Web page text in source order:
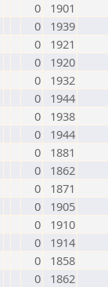
0
1901
0
1939
0
1921
0
1920
0
1932
0
1944
0
1938
0
1944
0
1881
0
1862
0
1871
0
1905
0
1910
0
1914
0
1858
0
1862